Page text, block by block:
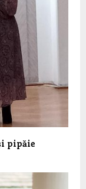
pipăie